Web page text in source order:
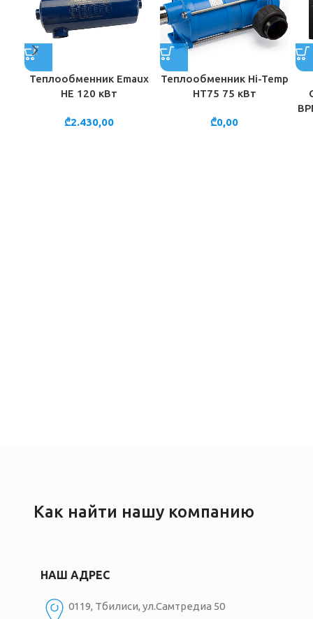
Теплообменник Emaux
HE 120 кВт
₾2.430,00
Теплообменник Hi-Temp
HT75 75 кВт
₾0,00
Как найти нашу компанию
НАШ АДРЕС
0119, Тбилиси, ул.Самтредиа 50